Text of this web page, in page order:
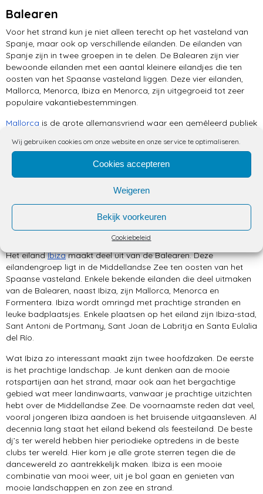
Wij gebruiken cookies om onze website en onze service te optimaliseren.
Cookies accepteren
Weigeren
Bekijk voorkeuren
Cookiebeleid
Balearen
Voor het strand kun je niet alleen terecht op het vasteland van
Spanje, maar ook op verschillende eilanden. De eilanden van
Spanje zijn in twee groepen in te delen. De Balearen zijn vier
bewoonde eilanden met een aantal kleinere eilandjes die ten
oosten van het Spaanse vasteland liggen. Deze vier eilanden,
Mallorca, Menorca, Ibiza en Menorca, zijn uitgegroeid tot zeer
populaire vakantiebestemmingen.
Mallorca is de grote allemansvriend waar een gemêleerd publiek
vakantiebestemming voor gezinnen met jonge kinderen. Ibiza is
bekend vanwege het uitgaansleven, de hippe beachclubs, een
alternatieve hippieachtige kant en vooral ook vanwege de vele
heerlijke combinatie van rust, luxe en adembenemende
zandstranden. Dit is bij het grote publiek het meest onbekende
Het eilandIbizamaakt deel uit van de Balearen. Deze
eilandengroep ligt in de Middellandse Zee ten oosten van het
Spaanse vasteland. Enkele bekende eilanden die deel uitmaken
van de Balearen, naast Ibiza, zijn Mallorca, Menorca en
Formentera. Ibiza wordt omringd met prachtige stranden en
leuke badplaatsjes. Enkele plaatsen op het eiland zijn Ibiza-stad,
Sant Antoni de Portmany, Sant Joan de Labritja en Santa Eulalia
del Río.
Wat Ibiza zo interessant maakt zijn twee hoofdzaken. De eerste
is het prachtige landschap. Je kunt denken aan de mooie
rotspartijen aan het strand, maar ook aan het bergachtige
gebied wat meer landinwaarts, vanwaar je prachtige uitzichten
hebt over de Middellandse Zee. De voornaamste reden dat veel,
vooral jongeren Ibiza aandoen is het bruisende uitgaansleven. Al
decennia lang staat het eiland bekend als feesteiland. De beste
dj’s ter wereld hebben hier periodieke optredens in de beste
clubs ter wereld. Hier kom je alle grote sterren tegen die de
dancewereld zo aantrekkelijk maken. Ibiza is een mooie
combinatie van mooi weer, uit je bol gaan en genieten van
mooie landschappen en zon zee en strand.